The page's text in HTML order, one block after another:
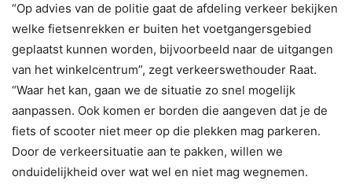
“Op advies van de politie gaat de afdeling verkeer bekijken
welke fietsenrekken er buiten het voetgangersgebied
geplaatst kunnen worden, bijvoorbeeld naar de uitgangen
van het winkelcentrum”, zegt verkeerswethouder Raat.
“Waar het kan, gaan we de situatie zo snel mogelijk
aanpassen. Ook komen er borden die aangeven dat je de
fiets of scooter niet meer op die plekken mag parkeren.
Door de verkeersituatie aan te pakken, willen we
onduidelijkheid over wat wel en niet mag wegnemen.